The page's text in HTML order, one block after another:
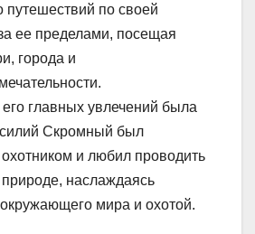
путешествий по своей
ее пределами, посещая
города и
главных увлечений была
Скромный был
и любил проводить
наслаждаясь
окружающего мира и охотой.